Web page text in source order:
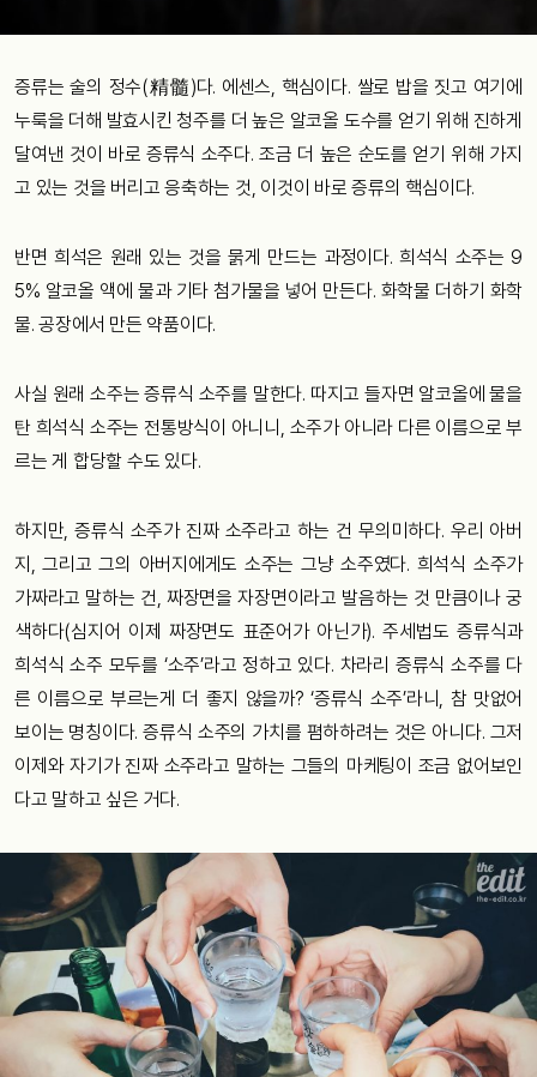
증류는 술의 정수(精髓)다. 에센스, 핵심이다. 쌀로 밥을 짓고 여기에
누룩을 더해 발효시킨 청주를 더 높은 알코올 도수를 얻기 위해 진하게
달여낸 것이 바로 증류식 소주다. 조금 더 높은 순도를 얻기 위해 가지
고 있는 것을 버리고 응축하는 것, 이것이 바로 증류의 핵심이다.
반면 희석은 원래 있는 것을 묽게 만드는 과정이다. 희석식 소주는 9
5% 알코올 액에 물과 기타 첨가물을 넣어 만든다. 화학물 더하기 화학
물. 공장에서 만든 약품이다.
사실 원래 소주는 증류식 소주를 말한다. 따지고 들자면 알코올에 물을
탄 희석식 소주는 전통방식이 아니니, 소주가 아니라 다른 이름으로 부
르는 게 합당할 수도 있다.
하지만, 증류식 소주가 진짜 소주라고 하는 건 무의미하다. 우리 아버
지, 그리고 그의 아버지에게도 소주는 그냥 소주였다. 희석식 소주가
가짜라고 말하는 건, 짜장면을 자장면이라고 발음하는 것 만큼이나 궁
색하다(심지어 이제 짜장면도 표준어가 아닌가). 주세법도 증류식과
희석식 소주 모두를 ‘소주’라고 정하고 있다. 차라리 증류식 소주를 다
른 이름으로 부르는게 더 좋지 않을까? ‘증류식 소주’라니, 참 맛없어
보이는 명칭이다. 증류식 소주의 가치를 폄하하려는 것은 아니다. 그저
이제와 자기가 진짜 소주라고 말하는 그들의 마케팅이 조금 없어보인
다고 말하고 싶은 거다.